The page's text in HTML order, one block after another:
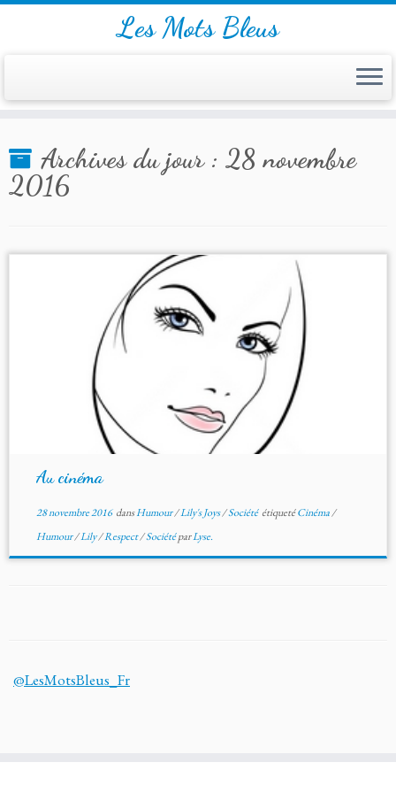
to
content
Les Mots Bleus
Archives du jour : 28 novembre
2016
Au cinéma
28 novembre 2016dansHumour/Lily's Joys/Société étiquetéCinéma/
Humour/Lily/Respect/SociétéparLyse.
@LesMotsBleus_Fr